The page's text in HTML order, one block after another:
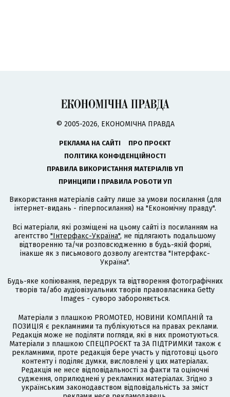
© 2005-2026, ЕКОНОМІЧНА ПРАВДА
РЕКЛАМА НА САЙТІ
ПРО ПРОЄКТ
ПОЛІТИКА КОНФІДЕНЦІЙНОСТІ
ПРАВИЛА ВИКОРИСТАННЯ МАТЕРІАЛІВ УП
ПРИНЦИПИ І ПРАВИЛА РОБОТИ УП
Використання матеріалів сайту лише за умови посилання (для
інтернет-видань - гіперпосилання) на "Економічну правду".
Всі матеріали, які розміщені на цьому сайті із посиланням на
агентство "Інтерфакс-Україна", не підлягають подальшому
відтворенню та/чи розповсюдженню в будь-якій формі,
інакше як з письмового дозволу агентства "Інтерфакс-
Україна".
Будь-яке копіювання, передрук та відтворення фотографічних
творів та/або аудіовізуальних творів правовласника Getty
Images - суворо забороняється.
Матеріали з плашкою PROMOTED, НОВИНИ КОМПАНІЙ та
ПОЗИЦІЯ є рекламними та публікуються на правах реклами.
Редакція може не поділяти погляди, які в них промотуються.
Матеріали з плашкою СПЕЦПРОЄКТ та ЗА ПІДТРИМКИ також є
рекламними, проте редакція бере участь у підготовці цього
контенту і поділяє думки, висловлені у цих матеріалах.
Редакція не несе відповідальності за факти та оціночні
судження, оприлюднені у рекламних матеріалах. Згідно з
українським законодавством відповідальність за зміст